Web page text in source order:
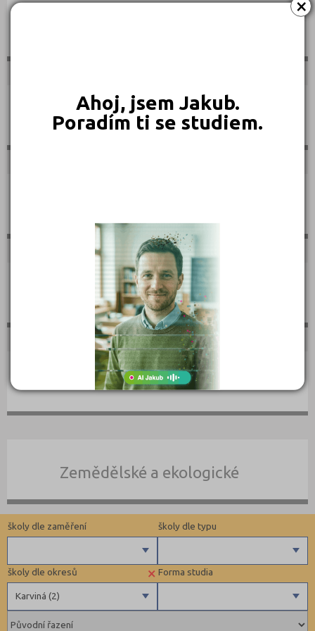
×
Ahoj, jsem Jakub.
Poradím ti se studiem.
Technické
Textilní a obuvnické
Umělecké
Zemědělské a ekologické
Forma studia
×
Karviná (2)
školy dle okresů
Benešov (1)
školy dle typu
Soukromé
školy dle zaměření
Zdravotnické
Ekonomické
Pedagogické